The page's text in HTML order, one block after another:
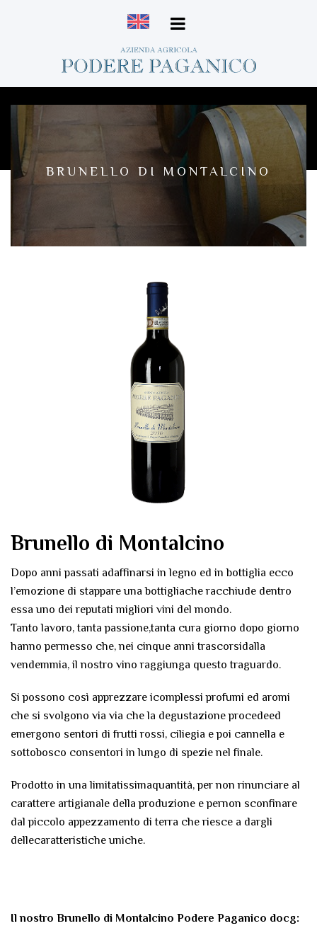
BRUNELLO DI MONTALCINO
Brunello di Montalcino
Dopo anni passati adaffinarsi in legno ed in bottiglia ecco
l’emozione di stappare una bottigliache racchiude dentro
essa uno dei reputati migliori vini del mondo.
Tanto lavoro, tanta passione,tanta cura giorno dopo giorno
hanno permesso che, nei cinque anni trascorsidalla
vendemmia, il nostro vino raggiunga questo traguardo.
Si possono così apprezzare icomplessi profumi ed aromi
che si svolgono via via che la degustazione procedeed
emergono sentori di frutti rossi, ciliegia e poi cannella e
sottobosco consentori in lungo di spezie nel finale.
Prodotto in una limitatissimaquantità, per non rinunciare al
carattere artigianale della produzione e pernon sconfinare
dal piccolo appezzamento di terra che riesce a dargli
dellecaratteristiche uniche.
Il nostro Brunello di Montalcino Podere Paganico docg: